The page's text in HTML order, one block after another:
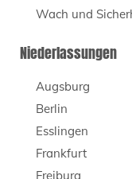
Wach und
Niederlassungen
Augsburg
Berlin
Esslingen
Frankfurt
Freiburg